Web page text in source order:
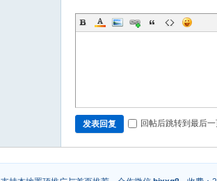
发表回复 回帖后跳转到最后